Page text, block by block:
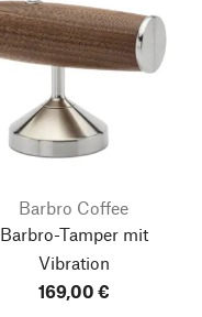
Barbro Coffee
Barbro-Tamper mit
Vibration
169,00 €